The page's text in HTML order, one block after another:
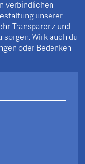
verbindlichen
unserer
Transparenz und
Wirk auch du
oder Bedenken